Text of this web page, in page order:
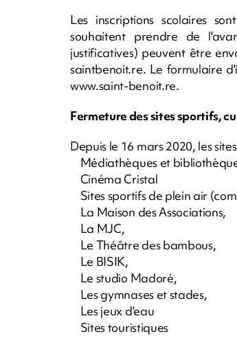
Les inscriptions scolaires
souhaitent prendre de
justificatives) peuvent être
saintbenoit.re. Le formulaire
www.saint-benoit.re.
Fermeture des sites sportifs,
Depuis le 16 mars 2020, les
Médiathèques et
Cinéma Cristal
Sites sportifs de plein air
La Maison des Associations,
La MJC,
Le Théâtre des bambous,
Le BISIK,
Le studio Madoré,
Les gymnases et stades,
Les jeux d'eau
Sites touristiques